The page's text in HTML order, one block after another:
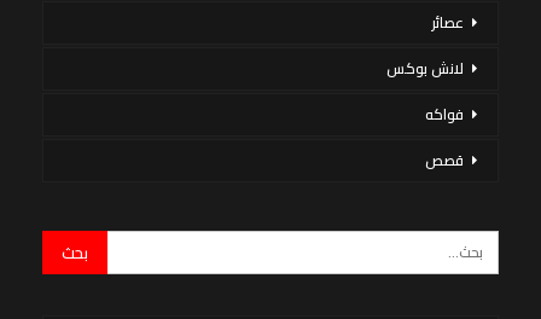
عصائر
لانش بوكس
فواكه
قصص